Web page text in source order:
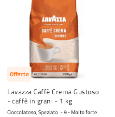
Offerta
Lavazza Caffè Crema Gustoso
- caffè in grani - 1 kg
Cioccolatoso, Speziato 9 - Molto forte